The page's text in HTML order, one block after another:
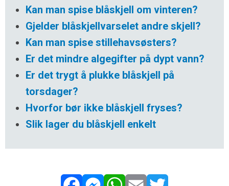
Kan man spise blåskjell om vinteren?
Gjelder blåskjellvarselet andre skjell?
Kan man spise stillehavsøsters?
Er det mindre algegifter på dypt vann?
Er det trygt å plukke blåskjell på
torsdager?
Hvorfor bør ikke blåskjell fryses?
Slik lager du blåskjell enkelt